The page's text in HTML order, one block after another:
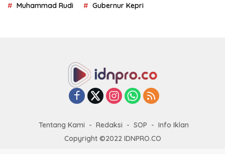
Muhammad Rudi Gubernur Kepri
Tentang Kami Redaksi SOP
Info Iklan
Copyright ©2022 IDNPRO.CO